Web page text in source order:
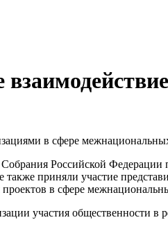
Российской
приняли участие
в сфере
участия общественности